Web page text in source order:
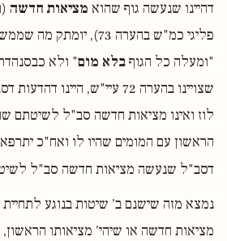
דהיינו שנעשה גוף שהוא מציאות חדשה
פליגי כמ"ש בהערה 73),
"ומעלה כל הגוףבלא מום" ולא
שצויינו בהערה 72 עיי"ש,
לוז ואינו מציאות חדשה סב"ל לשיטתם
הראשון עם המומים שהיו לו ואח"כ
דסב"ל שנעשה מציאות חדשה סב"ל
נמצא מזה שישנם ב' שיטות בנוגע לתחיית
מציאות חדשה או שיהי' מציאותו